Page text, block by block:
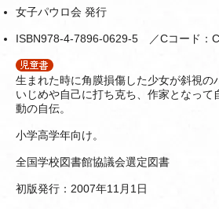
女子パウロ会 発行
ISBN978-4-7896-0629-5 ／Cコード：
生まれた時に角膜損傷した少女が斜視の
いじめや自己に打ち克ち、作家となって
動の自伝。
小学高学年向け。
全国学校図書館協議会選定図書
初版発行：2007年11月1日